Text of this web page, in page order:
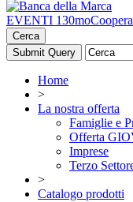
EVENTI 130mo
Cerca
Home
>
La nostra offerta
Famiglie e
Offerta
Imprese
Terzo
>
Catalogo prodotti